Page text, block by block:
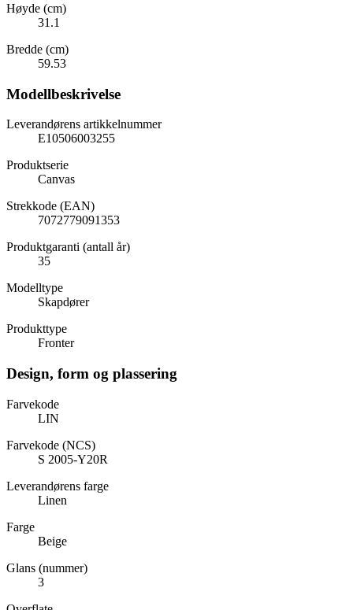
Høyde (cm)
31.1
Bredde (cm)
59.53
Modellbeskrivelse
Leverandørens artikkelnummer
E10506003255
Produktserie
Canvas
Strekkode (EAN)
7072779091353
Produktgaranti (antall år)
35
Modelltype
Skapdører
Produkttype
Fronter
Design, form og plassering
Farvekode
LIN
Farvekode (NCS)
S 2005-Y20R
Leverandørens farge
Linen
Farge
Beige
Glans (nummer)
3